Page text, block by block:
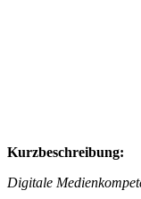
Kurzbeschreibung:
Digitale